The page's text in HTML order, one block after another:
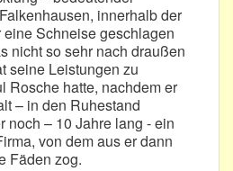
innerhalb der
Schneise geschlagen
nicht so sehr nach draußen
seine Leistungen zu
Rosche hatte, nachdem er
– in den Ruhestand
noch – 10 Jahre lang - ein
von dem aus er dann
Fäden zog.